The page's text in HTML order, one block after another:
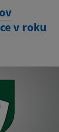
v roku